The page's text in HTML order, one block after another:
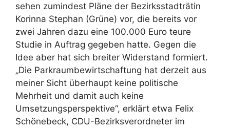
sehen zumindest Pläne der Bezirksstadträtin
Korinna Stephan (Grüne) vor, die bereits vor
zwei Jahren dazu eine 100.000 Euro teure
Studie in Auftrag gegeben hatte. Gegen die
Idee aber hat sich breiter Widerstand formiert.
„Die Parkraumbewirtschaftung hat derzeit aus
meiner Sicht überhaupt keine politische
Mehrheit und damit auch keine
Umsetzungsperspektive“, erklärt etwa Felix
Schönebeck, CDU-Bezirksverordneter im